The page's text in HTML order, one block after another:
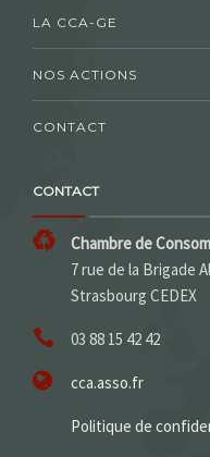
LA CCA-GE
NOS ACTIONS
CONTACT
CONTACT
Chambre de
7 rue de la Brigade
Strasbourg CEDEX
03 88 15 42 42
cca.asso.fr
Politique de